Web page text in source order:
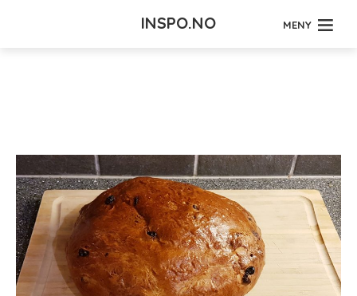
INSPO.NO MENY